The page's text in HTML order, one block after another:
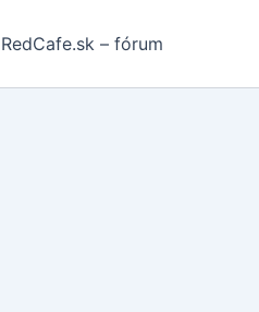
RedCafe.sk – fórum